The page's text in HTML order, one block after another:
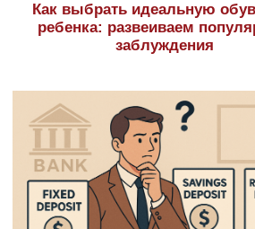
Как выбрать идеальную
ребенка: развеиваем
заблуждения